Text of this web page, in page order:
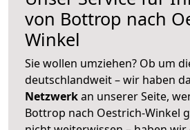
von Bottrop nach
Winkel
Sie wollen umziehen? Ob um
deutschlandweit – wir haben
Netzwerkan unserer Seite,
Bottrop nach Oestrich-Winkel